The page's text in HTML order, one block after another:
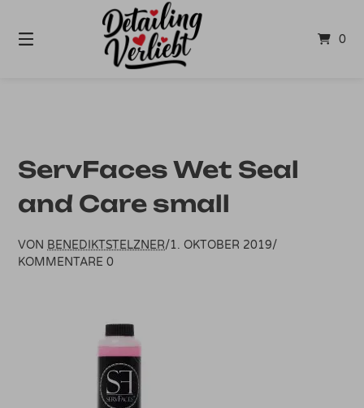
Inhalt
0
ServFaces Wet Seal
and Care small
VON BENEDIKTSTELZNER/1. OKTOBER 2019/
KOMMENTARE 0